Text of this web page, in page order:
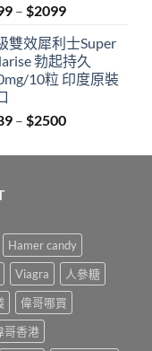
– $2099Price
$799
through
$2099
雙效犀利士Super
勃起持久
10粒 印度原裝
– $2500Price
$489
Hamer candy
Viagra
人參糖
偉哥哪買
哥香港